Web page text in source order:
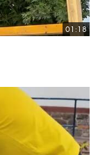
01:18